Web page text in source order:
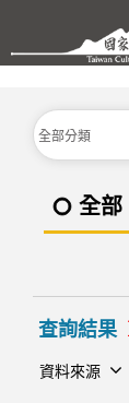
跳到主要內容
分類
全部
查詢結果
資料來源